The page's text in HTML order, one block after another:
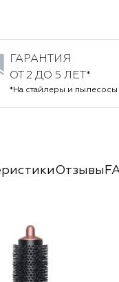
ГАРАНТИЯ
ОТ 2 ДО 5 ЛЕТ*
*На стайлеры и пылесосы
Отзывы